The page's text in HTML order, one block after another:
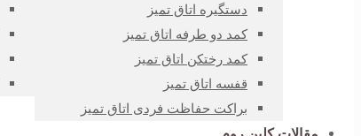
دستگیره اتاق تمیز
کمد دو طرفه اتاق تمیز
کمد رختکن اتاق تمیز
قفسه اتاق تمیز
براکت حفاظت فردی اتاق تمیز